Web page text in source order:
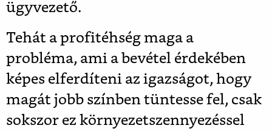
ügyvezető.
Tehát a profitéhség maga a
probléma, ami a bevétel érdekében
képes elferdíteni az igazságot, hogy
magát jobb színben tüntesse fel, csak
sokszor ez környezetszennyezéssel